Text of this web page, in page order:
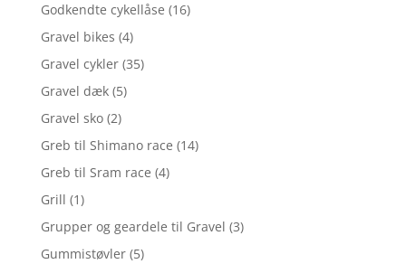
Godkendte cykellåse (16)
Gravel bikes (4)
Gravel cykler (35)
Gravel dæk (5)
Gravel sko (2)
Greb til Shimano race (14)
Greb til Sram race (4)
Grill (1)
Grupper og geardele til Gravel (3)
Gummistøvler (5)